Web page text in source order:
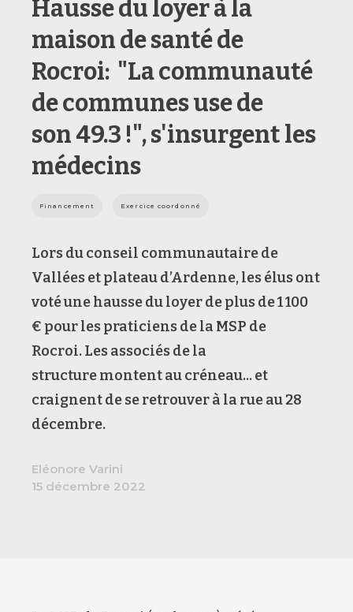
Hausse du loyer à la
maison de santé de
Rocroi: "La communauté
de communes use de
son 49.3 !", s'insurgent les
médecins
Financement Exercice coordonné
Lors du conseil communautaire de
Vallées et plateau d’Ardenne, les élus ont
voté une hausse du loyer de plus de 1 100
€ pour les praticiens de la MSP de
Rocroi. Les associés de la
structure montent au créneau... et
craignent de se retrouver à la rue au 28
décembre.
Eléonore Varini
15 décembre 2022